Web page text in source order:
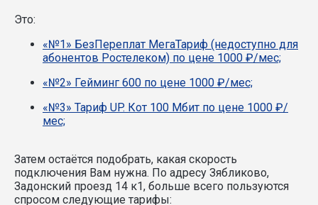
Это:
«№1» БезПереплат МегаТариф (недоступно для
абонентов Ростелеком) по цене 1000 ₽/мес;
«№2» Гейминг 600 по цене 1000 ₽/мес;
«№3» Тариф UP. Кот 100 Мбит по цене 1000 ₽/
мес;
Затем остаётся подобрать, какая скорость
подключения Вам нужна. По адресу Зябликово,
Задонский проезд 14 к1, больше всего пользуются
спросом следующие тарифы: